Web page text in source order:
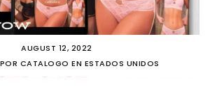
AUGUST 12, 2022
CATALOGO EN ESTADOS UNIDOS